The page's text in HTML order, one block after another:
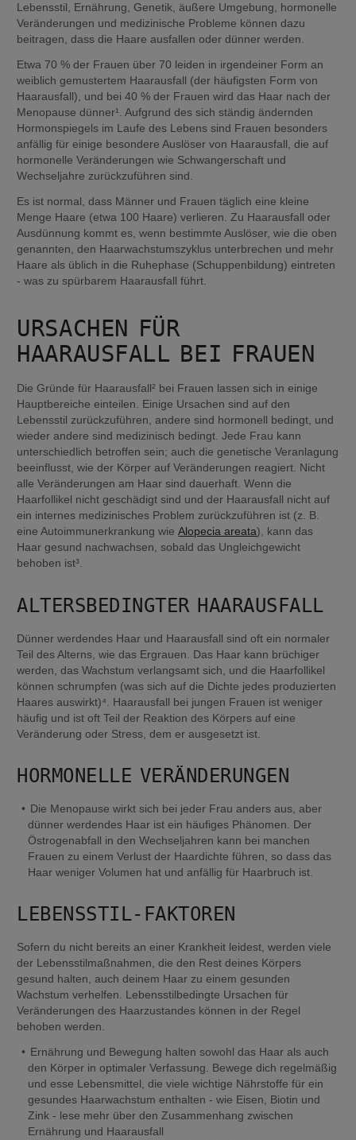
Lebensstil, Ernährung, Genetik, äußere Umgebung, hormonelle
Veränderungen und medizinische Probleme können dazu
beitragen, dass die Haare ausfallen oder dünner werden.
Etwa 70 % der Frauen über 70 leiden in irgendeiner Form an
weiblich gemustertem Haarausfall (der häufigsten Form von
Haarausfall), und bei 40 % der Frauen wird das Haar nach der
Menopause dünner¹. Aufgrund des sich ständig ändernden
Hormonspiegels im Laufe des Lebens sind Frauen besonders
anfällig für einige besondere Auslöser von Haarausfall, die auf
hormonelle Veränderungen wie Schwangerschaft und
Wechseljahre zurückzuführen sind.
Es ist normal, dass Männer und Frauen täglich eine kleine
Menge Haare (etwa 100 Haare) verlieren. Zu Haarausfall oder
Ausdünnung kommt es, wenn bestimmte Auslöser, wie die oben
genannten, den Haarwachstumszyklus unterbrechen und mehr
Haare als üblich in die Ruhephase (Schuppenbildung) eintreten
- was zu spürbarem Haarausfall führt.
URSACHEN FÜR
HAARAUSFALL BEI FRAUEN
Die Gründe für Haarausfall² bei Frauen lassen sich in einige
Hauptbereiche einteilen. Einige Ursachen sind auf den
Lebensstil zurückzuführen, andere sind hormonell bedingt, und
wieder andere sind medizinisch bedingt. Jede Frau kann
unterschiedlich betroffen sein; auch die genetische Veranlagung
beeinflusst, wie der Körper auf Veränderungen reagiert. Nicht
alle Veränderungen am Haar sind dauerhaft. Wenn die
Haarfollikel nicht geschädigt sind und der Haarausfall nicht auf
ein internes medizinisches Problem zurückzuführen ist (z. B.
eine Autoimmunerkrankung wie Alopecia areata), kann das
Haar gesund nachwachsen, sobald das Ungleichgewicht
behoben ist³.
ALTERSBEDINGTER HAARAUSFALL
Dünner werdendes Haar und Haarausfall sind oft ein normaler
Teil des Alterns, wie das Ergrauen. Das Haar kann brüchiger
werden, das Wachstum verlangsamt sich, und die Haarfollikel
können schrumpfen (was sich auf die Dichte jedes produzierten
Haares auswirkt)⁴. Haarausfall bei jungen Frauen ist weniger
häufig und ist oft Teil der Reaktion des Körpers auf eine
Veränderung oder Stress, dem er ausgesetzt ist.
HORMONELLE VERÄNDERUNGEN
Die Menopause wirkt sich bei jeder Frau anders aus, aber
dünner werdendes Haar ist ein häufiges Phänomen. Der
Östrogenabfall in den Wechseljahren kann bei manchen
Frauen zu einem Verlust der Haardichte führen, so dass das
Haar weniger Volumen hat und anfällig für Haarbruch ist.
LEBENSSTIL-FAKTOREN
Sofern du nicht bereits an einer Krankheit leidest, werden viele
der Lebensstilmaßnahmen, die den Rest deines Körpers
gesund halten, auch deinem Haar zu einem gesunden
Wachstum verhelfen. Lebensstilbedingte Ursachen für
Veränderungen des Haarzustandes können in der Regel
behoben werden.
Ernährung und Bewegung halten sowohl das Haar als auch
den Körper in optimaler Verfassung. Bewege dich regelmäßig
und esse Lebensmittel, die viele wichtige Nährstoffe für ein
gesundes Haarwachstum enthalten - wie Eisen, Biotin und
Zink - lese mehr über den Zusammenhang zwischen
Ernährung und Haarausfall